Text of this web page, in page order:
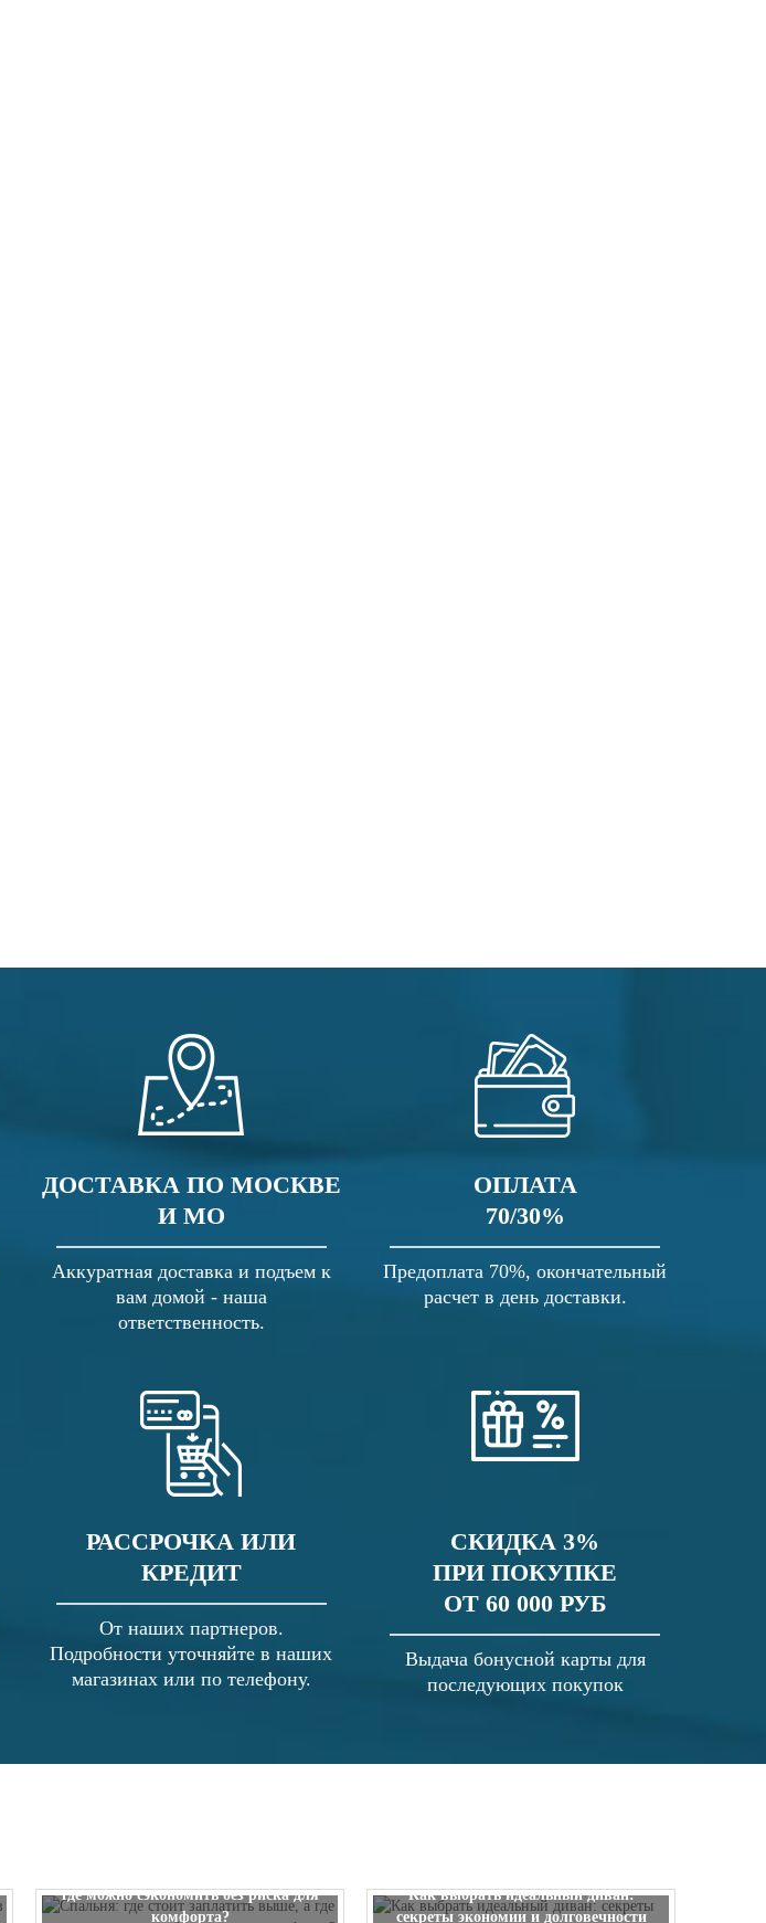
ДОСТАВКА ПО МОСКВЕ
И МО
Аккуратная доставка и подъем к
вам домой - наша
ответственность.
ОПЛАТА
70/30%
Предоплата 70%, окончательный
расчет в день доставки.
РАССРОЧКА ИЛИ
КРЕДИТ
От наших партнеров.
Подробности уточняйте в наших
магазинах или по телефону.
СКИДКА 3%
ПРИ ПОКУПКЕ
ОТ 60 000 РУБ
Выдача бонусной карты для
последующих покупок
где можно сэкономить без риска для
комфорта?
Как выбрать идеальный диван:
секреты экономии и долговечности